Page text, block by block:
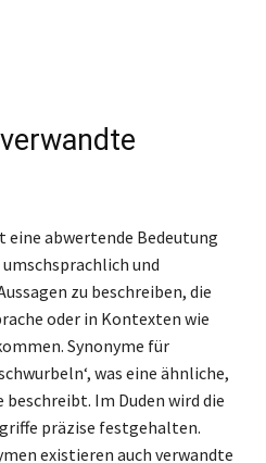
eine abwertende Bedeutung
und
zu beschreiben, die
oder in Kontexten wie
Synonyme für
was eine ähnliche,
beschreibt. Im Duden wird die
präzise festgehalten.
existieren auch verwandte